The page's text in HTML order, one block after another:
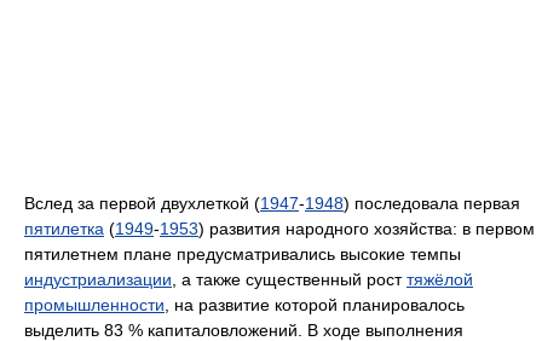
Вслед за первой двухлеткой (1947-1948) последовала первая
пятилетка (1949-1953) развития народного хозяйства: в первом
пятилетнем плане предусматривались высокие темпы
индустриализации , а также существенный росттяжёлой
промышленности , на развитие которой планировалось
выделить 83 % капиталовложений. В ходе выполнения